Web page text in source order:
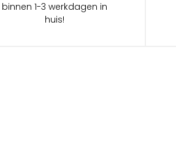
binnen 1-3 werkdagen in
huis!